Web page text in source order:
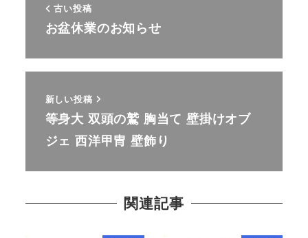
古い投稿
お盆休業のお知らせ
新しい投稿
等身大 双頭の鷲 胸当て 壁掛けオブ
ジェ 西洋甲冑 壁飾り
関連記事